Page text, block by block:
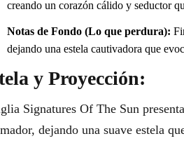
creando un corazón cálido y seductor
Notas de Fondo (Lo que perdura):
dejando una estela cautivadora que
y Proyección:
Signatures Of The Sun
dejando una suave estela